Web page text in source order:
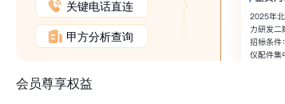
关键电话直连
甲方分析查询
会员尊享权益